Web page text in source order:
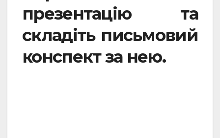
презентацію та
складіть письмовий
конспект за нею.